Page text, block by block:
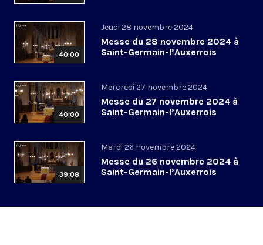
40:00
Jeudi 28 novembre 2024
Messe du 28 novembre 2024 à
Saint-Germain-l’Auxerrois
40:00
Mercredi 27 novembre 2024
Messe du 27 novembre 2024 à
Saint-Germain-l’Auxerrois
39:08
Mardi 26 novembre 2024
Messe du 26 novembre 2024 à
Saint-Germain-l’Auxerrois